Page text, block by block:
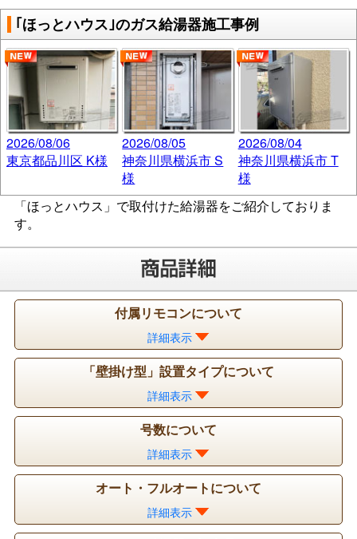
｢ほっとハウス｣のガス給湯器施工事例
2026/08/06
東京都品川区 K様
2026/08/05
神奈川県横浜市 S
様
2026/08/04
神奈川県横浜市 T
様
「ほっとハウス」で取付けた給湯器をご紹介しておりま
す。
付属リモコンについて
詳細表示
「壁掛け型」設置タイプについて
詳細表示
号数について
詳細表示
オート・フルオートについて
詳細表示